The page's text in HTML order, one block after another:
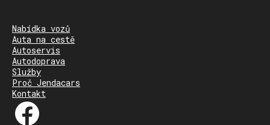
Nabídka vozů
Auta na cestě
Autoservis
Autodoprava
Služby
Proč Jendacars
Kontakt